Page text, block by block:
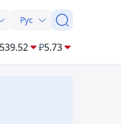
Рус
539.52 ₽5.73